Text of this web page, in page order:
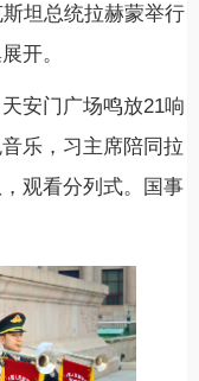
坦总统拉赫蒙举行
开。
安门广场鸣放21响
乐，习主席陪同拉
观看分列式。国事